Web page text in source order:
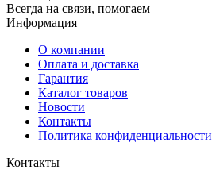
Всегда на связи, помогаем
Информация
О компании
Оплата и доставка
Гарантия
Каталог товаров
Новости
Контакты
Политика конфиденциальности
Контакты